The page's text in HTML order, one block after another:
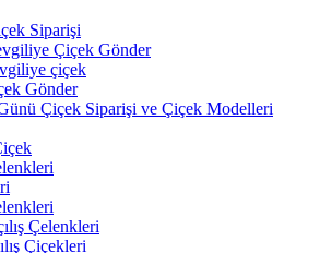
Siparişi
Çiçek Gönder
çiçek
Gönder
Çiçek Siparişi ve Çiçek Modelleri
Çelenkleri
Çiçekleri